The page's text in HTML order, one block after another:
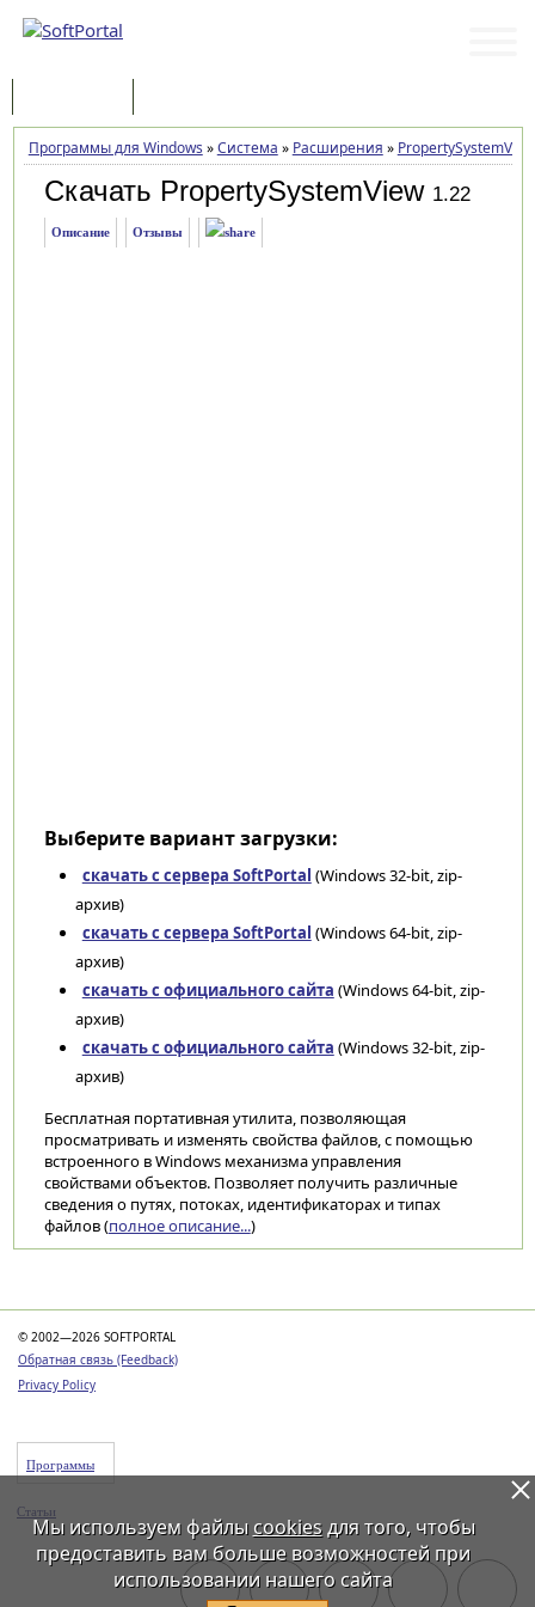
Программы для Windows »Система » Расширения » PropertySystemView
Скачать PropertySystemView 1.22
Описание Отзывы
Выберите вариант загрузки:
скачать с сервера SoftPortal (Windows 32-bit, zip-
архив)
скачать с сервера SoftPortal (Windows 64-bit, zip-
архив)
скачать с официального сайта (Windows 64-bit, zip-
архив)
скачать с официального сайта (Windows 32-bit, zip-
архив)
Бесплатная портативная утилита, позволяющая
просматривать и изменять свойства файлов, с помощью
встроенного в Windows механизма управления
свойствами объектов. Позволяет получить различные
сведения о путях, потоках, идентификаторах и типах
файлов (полное описание...)
© 2002—2026 SOFTPORTAL
Обратная связь (Feedback)
Privacy Policy
Программы
Статьи
Мы используем файлы cookiesдля того, чтобы
предоставить вам больше возможностей при
использовании нашего сайта